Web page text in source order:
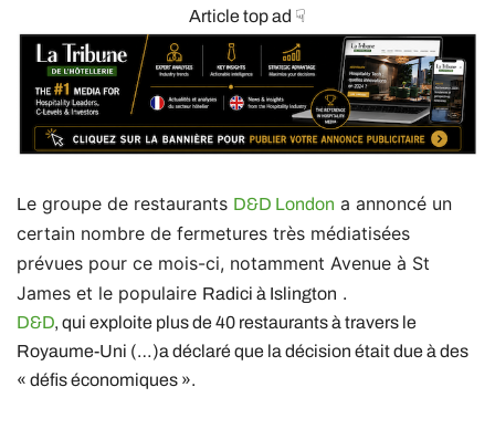
Article top ad ☟
Le groupe de restaurants D&D London a annoncé un
certain nombre de fermetures très médiatisées
prévues pour ce mois-ci, notamment Avenue à St
James et le populaire Radici à Islington .
D&D, qui exploite plus de 40 restaurants à travers le
Royaume-Uni (…)a déclaré que la décision était due à des
« défis économiques ».